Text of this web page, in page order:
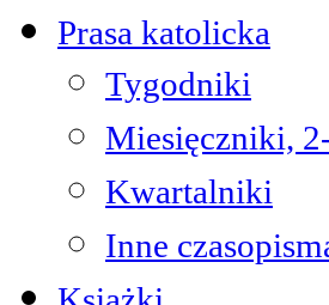
Prasa katolicka
Tygodniki
Miesięczniki,
Kwartalniki
Inne